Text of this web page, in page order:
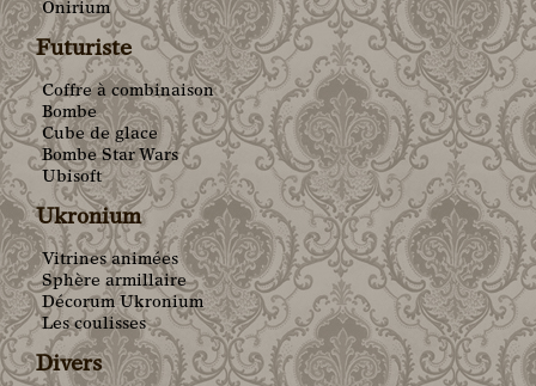
Onirium
Futuriste
Coffre à combinaison
Bombe
Cube de glace
Bombe Star Wars
Ubisoft
Ukronium
Vitrines animées
Sphère armillaire
Décorum Ukronium
Les coulisses
Divers